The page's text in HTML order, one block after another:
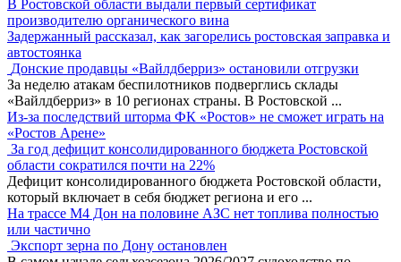
В Ростовской области выдали первый сертификат
производителю органического вина
Задержанный рассказал, как загорелись ростовская заправка и
автостоянка
Донские продавцы «Вайлдберриз» остановили отгрузки
За неделю атакам беспилотников подверглись склады
«Вайлдберриз» в 10 регионах страны. В Ростовской ...
Из-за последствий шторма ФК «Ростов» не сможет играть на
«Ростов Арене»
За год дефицит консолидированного бюджета Ростовской
области сократился почти на 22%
Дефицит консолидированного бюджета Ростовской области,
который включает в себя бюджет региона и его ...
На трассе М4 Дон на половине АЗС нет топлива полностью
или частично
Экспорт зерна по Дону остановлен